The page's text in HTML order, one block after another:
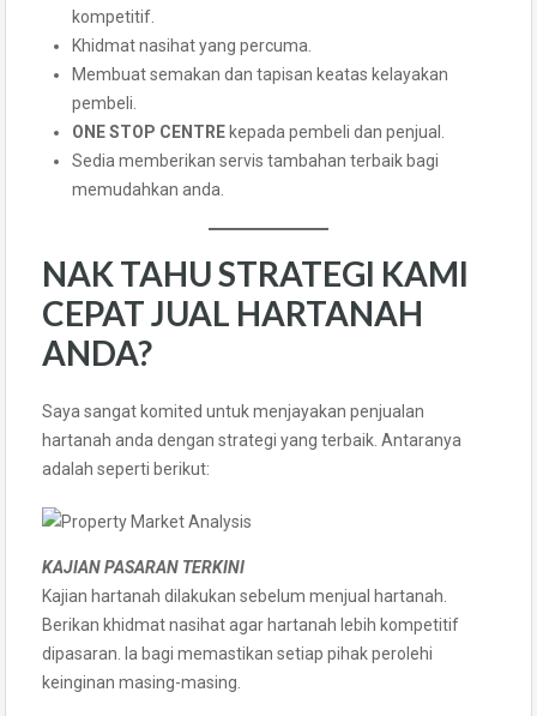
kompetitif.
Khidmat nasihat yang percuma.
Membuat semakan dan tapisan keatas kelayakan
pembeli.
ONE STOP CENTRE kepada pembeli dan penjual.
Sedia memberikan servis tambahan terbaik bagi
memudahkan anda.
NAK TAHU STRATEGI KAMI
CEPAT JUAL HARTANAH
ANDA?
Saya sangat komited untuk menjayakan penjualan
hartanah anda dengan strategi yang terbaik. Antaranya
adalah seperti berikut:
KAJIAN PASARAN TERKINI
Kajian hartanah dilakukan sebelum menjual hartanah.
Berikan khidmat nasihat agar hartanah lebih kompetitif
dipasaran. Ia bagi memastikan setiap pihak perolehi
keinginan masing-masing.